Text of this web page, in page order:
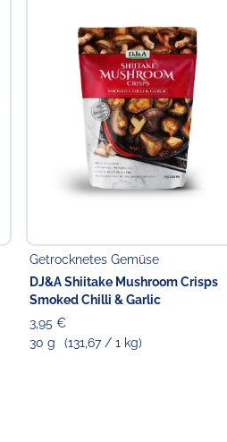
Getrocknetes Gemüse
DJ&A Shiitake Mushroom Crisps
Smoked Chilli & Garlic
3,95 €
30 g
(131,67 / 1 kg)